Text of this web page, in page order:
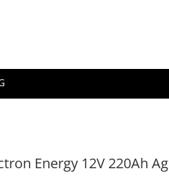
Energy 12V 220Ah